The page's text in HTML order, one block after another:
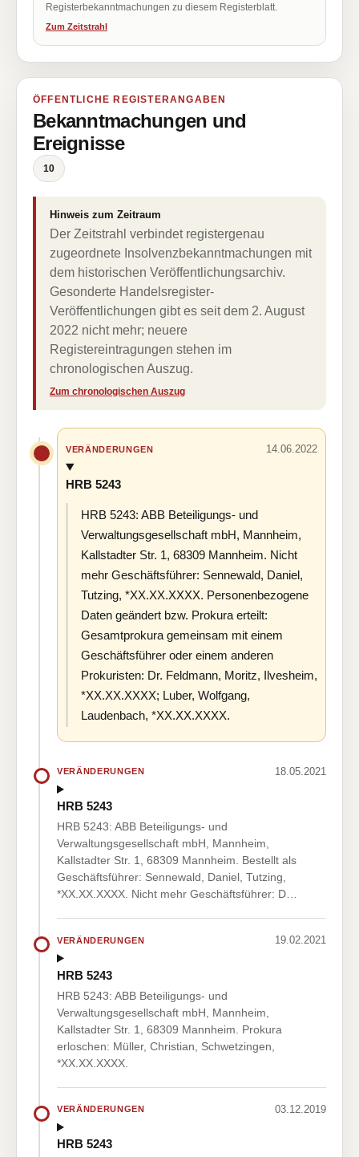
Registerbekanntmachungen zu diesem Registerblatt.
Zum Zeitstrahl
ÖFFENTLICHE REGISTERANGABEN
Bekanntmachungen und
Ereignisse
10
Hinweis zum Zeitraum
Der Zeitstrahl verbindet registergenau
zugeordnete Insolvenzbekanntmachungen mit
dem historischen Veröffentlichungsarchiv.
Gesonderte Handelsregister-
Veröffentlichungen gibt es seit dem 2. August
2022 nicht mehr; neuere
Registereintragungen stehen im
chronologischen Auszug.
Zum chronologischen Auszug
VERÄNDERUNGEN 14.06.2022
HRB 5243
HRB 5243: ABB Beteiligungs- und
Verwaltungsgesellschaft mbH, Mannheim,
Kallstadter Str. 1, 68309 Mannheim. Nicht
mehr Geschäftsführer: Sennewald, Daniel,
Tutzing, *XX.XX.XXXX. Personenbezogene
Daten geändert bzw. Prokura erteilt:
Gesamtprokura gemeinsam mit einem
Geschäftsführer oder einem anderen
Prokuristen: Dr. Feldmann, Moritz, Ilvesheim,
*XX.XX.XXXX; Luber, Wolfgang,
Laudenbach, *XX.XX.XXXX.
VERÄNDERUNGEN 18.05.2021
HRB 5243
HRB 5243: ABB Beteiligungs- und
Verwaltungsgesellschaft mbH, Mannheim,
Kallstadter Str. 1, 68309 Mannheim. Bestellt als
Geschäftsführer: Sennewald, Daniel, Tutzing,
*XX.XX.XXXX. Nicht mehr Geschäftsführer: D…
VERÄNDERUNGEN 19.02.2021
HRB 5243
HRB 5243: ABB Beteiligungs- und
Verwaltungsgesellschaft mbH, Mannheim,
Kallstadter Str. 1, 68309 Mannheim. Prokura
erloschen: Müller, Christian, Schwetzingen,
*XX.XX.XXXX.
VERÄNDERUNGEN 03.12.2019
HRB 5243